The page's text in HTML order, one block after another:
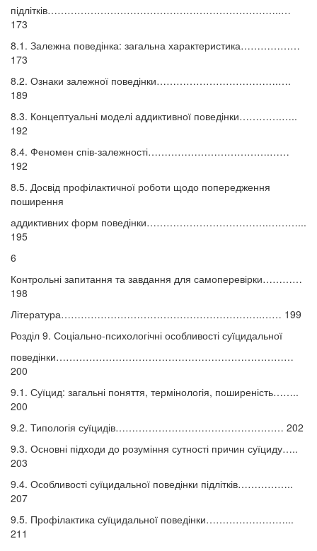
підлітків……………………………………………………………..…
173
8.1. Залежна поведінка: загальна характеристика………………
173
8.2. Ознаки залежної поведінки……………………………….….
189
8.3. Концептуальні моделі аддиктивної поведінки………….…..
192
8.4. Феномен спів-залежності……………………………….……
192
8.5. Досвід профілактичної роботи щодо попередження
поширення
аддиктивних форм поведінки……………………………….………...
195
6
Контрольні запитання та завдання для самоперевірки…………
198
Література…………………………………………………….…… 199
Розділ 9. Соціально-психологічні особливості суїцидальної
поведінки………………………………………………………………
200
9.1. Суїцид: загальні поняття, термінологія, поширеність……..
200
9.2. Типологія суїцидів…………………………………………… 202
9.3. Основні підходи до розуміння сутності причин суїциду…..
203
9.4. Особливості суїцидальної поведінки підлітків……………..
207
9.5. Профілактика суїцидальної поведінки……………………...
211